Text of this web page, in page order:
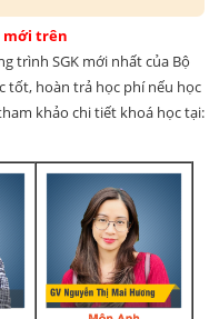
mới trên
trình SGK mới nhất của Bộ
tốt, hoàn trả học phí nếu học
khảo chi tiết khoá học tại: